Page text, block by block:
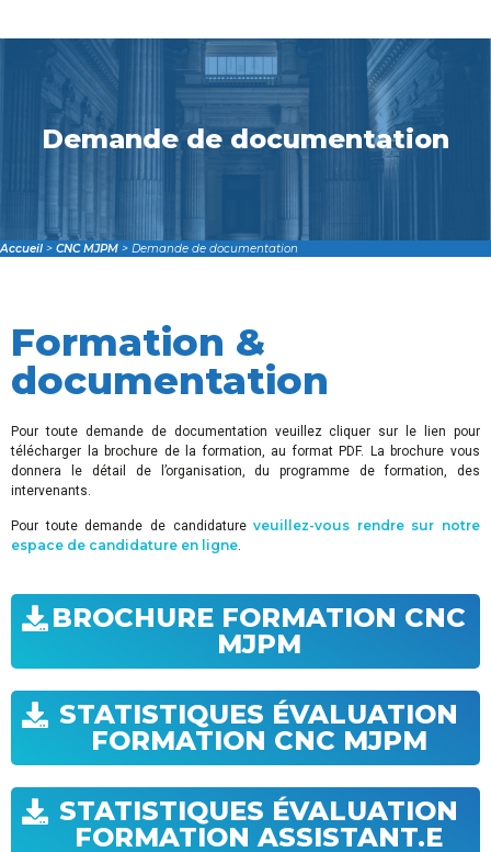
Demande de documentation
Accueil > CNC MJPM > Demande de documentation
Formation &
documentation
Pour toute demande de documentation veuillez cliquer sur le lien pour
télécharger la brochure de la formation, au format PDF. La brochure vous
donnera le détail de l’organisation, du programme de formation, des
intervenants.
Pour toute demande de candidatureveuillez-vous rendre sur notre
espace de candidature en ligne.
BROCHURE FORMATION CNC
MJPM
STATISTIQUES ÉVALUATION
FORMATION CNC MJPM
STATISTIQUES ÉVALUATION
FORMATION ASSISTANT.E